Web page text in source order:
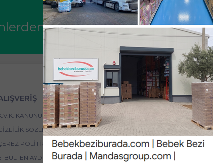
haberdar olun !
KANUNU
SÖZLEŞMESI
POLITIKASI
BÜLTEN AYDINLATMA METNI
HİZMETLER
İSTEK VE ÖNERILERINIZ
SIPARIŞ TAKIBI